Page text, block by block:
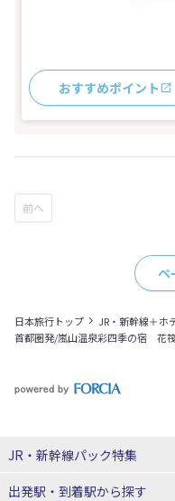
おすすめポイント
ペ
日本旅行トップ
JR・新幹線＋ホ
首都圏発/嵐山温泉彩四季の宿 花
JR・新幹線パック特集
JR・新幹線＋ホテルパック
出発駅・到着駅から探す